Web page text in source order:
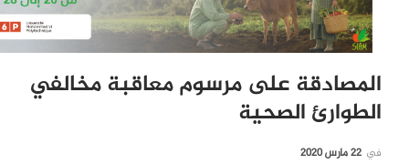
المصادقة على مرسوم معاقبة مخالفي
الطوارئ الصحية
في 22 مارس 2020